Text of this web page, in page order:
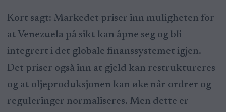
Kort sagt: Markedet priser inn muligheten for
at Venezuela på sikt kan åpne seg og bli
integrert i det globale finanssystemet igjen.
Det priser også inn at gjeld kan restruktureres
og at oljeproduksjonen kan øke når ordrer og
reguleringer normaliseres. Men dette er